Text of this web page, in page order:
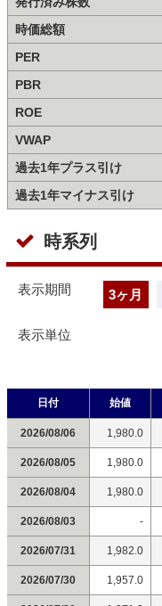
時価総額
PER
PBR
ROE
VWAP
過去1年プラス引け
過去1年マイナス引け
時系列
表示期間 3ヶ月
表示単位
日付 始値
2026/08/06 1,980.0
2026/08/05 1,980.0
2026/08/04 1,980.0
2026/08/03 -
2026/07/31 1,982.0
2026/07/30 1,957.0